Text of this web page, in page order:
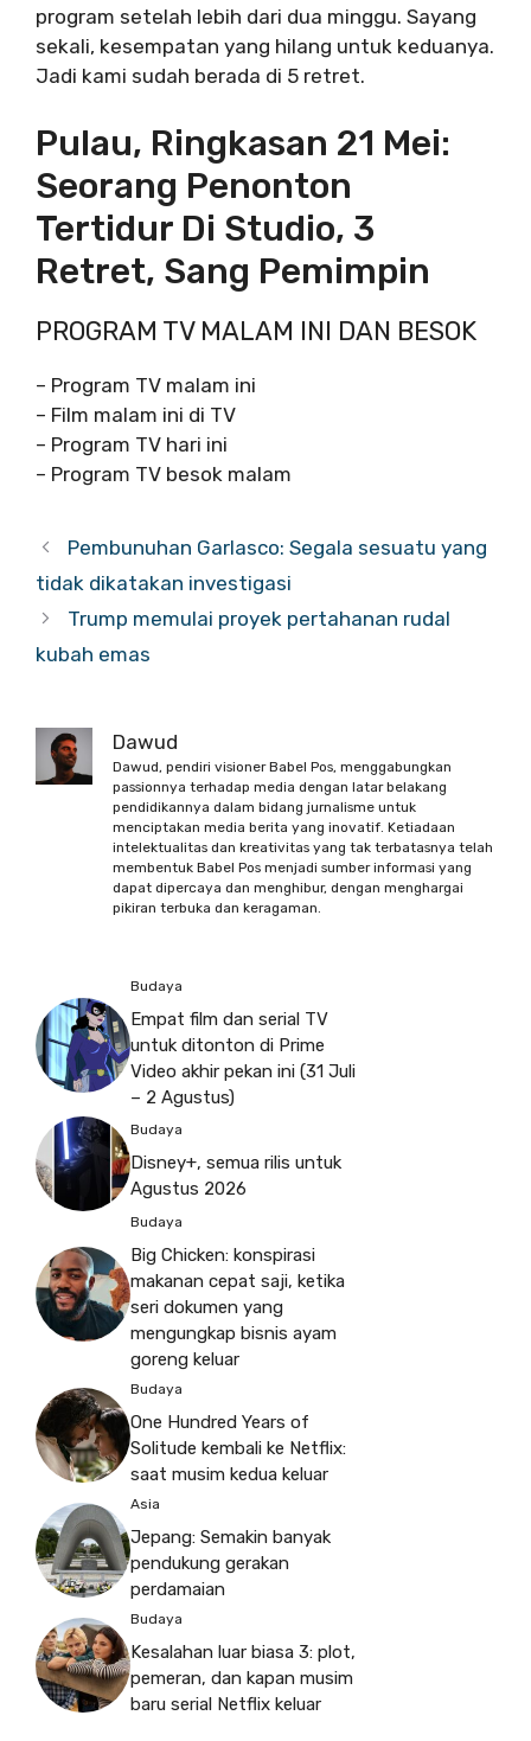
program setelah lebih dari dua minggu. Sayang
sekali, kesempatan yang hilang untuk keduanya.
Jadi kami sudah berada di 5 retret.
Pulau, Ringkasan 21 Mei:
Seorang Penonton
Tertidur Di Studio, 3
Retret, Sang Pemimpin
PROGRAM TV MALAM INI DAN BESOK
– Program TV malam ini
– Film malam ini di TV
– Program TV hari ini
– Program TV besok malam
Pembunuhan Garlasco: Segala sesuatu yang
tidak dikatakan investigasi
Trump memulai proyek pertahanan rudal
kubah emas
Dawud
Dawud, pendiri visioner Babel Pos, menggabungkan
passionnya terhadap media dengan latar belakang
pendidikannya dalam bidang jurnalisme untuk
menciptakan media berita yang inovatif. Ketiadaan
intelektualitas dan kreativitas yang tak terbatasnya telah
membentuk Babel Pos menjadi sumber informasi yang
dapat dipercaya dan menghibur, dengan menghargai
pikiran terbuka dan keragaman.
Budaya
Empat film dan serial TV
untuk ditonton di Prime
Video akhir pekan ini (31 Juli
– 2 Agustus)
Budaya
Disney+, semua rilis untuk
Agustus 2026
Budaya
Big Chicken: konspirasi
makanan cepat saji, ketika
seri dokumen yang
mengungkap bisnis ayam
goreng keluar
Budaya
One Hundred Years of
Solitude kembali ke Netflix:
saat musim kedua keluar
Asia
Jepang: Semakin banyak
pendukung gerakan
perdamaian
Budaya
Kesalahan luar biasa 3: plot,
pemeran, dan kapan musim
baru serial Netflix keluar